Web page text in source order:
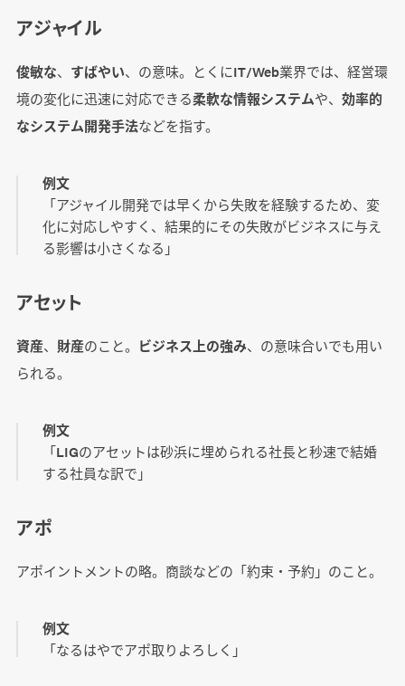
アジャイル
俊敏な、 すばやい、の意味。とくにIT/Web業界では、経営環
境の変化に迅速に対応できる柔軟な情報システムや、 効率的
なシステム開発手法などを指す。
例文
「アジャイル開発では早くから失敗を経験するため、変
化に対応しやすく、結果的にその失敗がビジネスに与え
る影響は小さくなる」
アセット
資産、 財産のこと。 ビジネス上の強み、の意味合いでも用い
られる。
例文
「LIGのアセットは砂浜に埋められる社長と秒速で結婚
する社員な訳で」
アポ
アポイントメントの略。商談などの「約束・予約」のこと。
例文
「なるはやでアポ取りよろしく」